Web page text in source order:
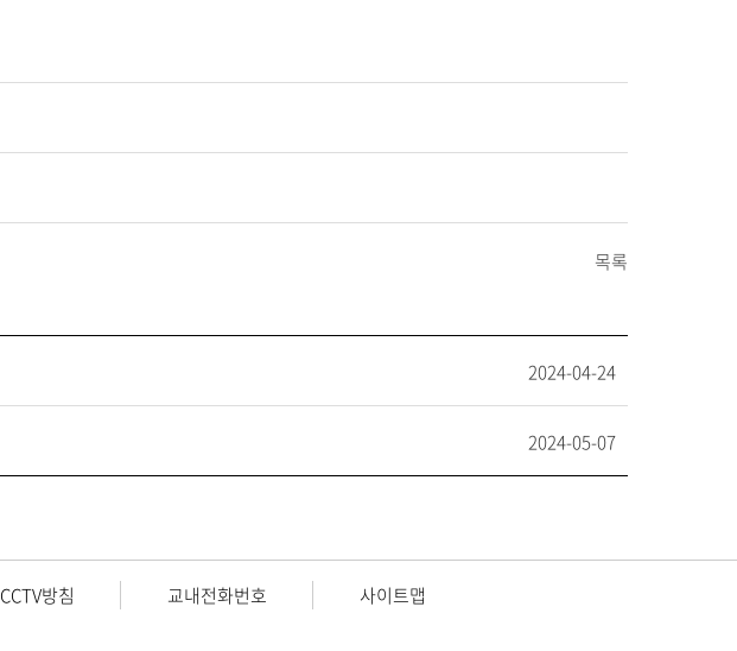
목록
2024-04-24
2024-05-07
CCTV방침 교내전화번호
사이트맵